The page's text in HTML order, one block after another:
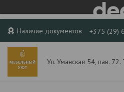
Наличие документов +375 (29)
Ул. Уманская 54, пав.